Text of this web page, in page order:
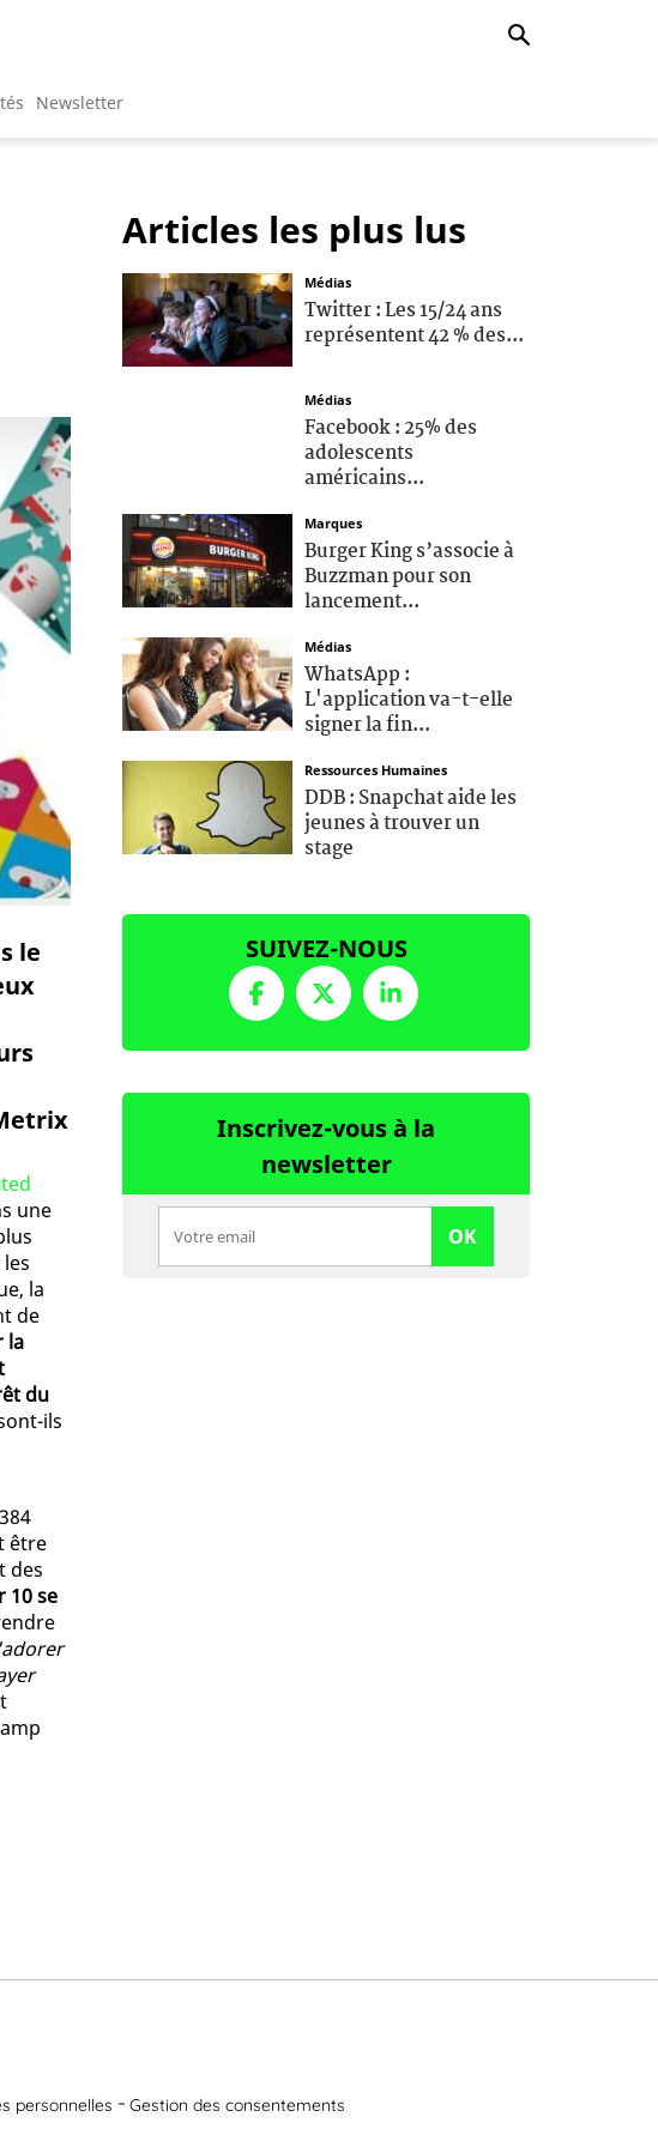
Newsletter
le
une
la
de
la
du
ils
être
des
10 se
Articles les plus lus
Médias
Twitter : Les 15/24 ans
représentent 42 % des...
Médias
Facebook : 25% des
adolescents
américains...
Marques
Burger King s’associe à
Buzzman pour son
lancement...
Médias
WhatsApp :
L'application va-t-elle
signer la fin...
Ressources Humaines
DDB : Snapchat aide les
jeunes à trouver un
stage
SUIVEZ-NOUS
Inscrivez-vous à la
newsletter
OK
personnelles Gestion des consentements